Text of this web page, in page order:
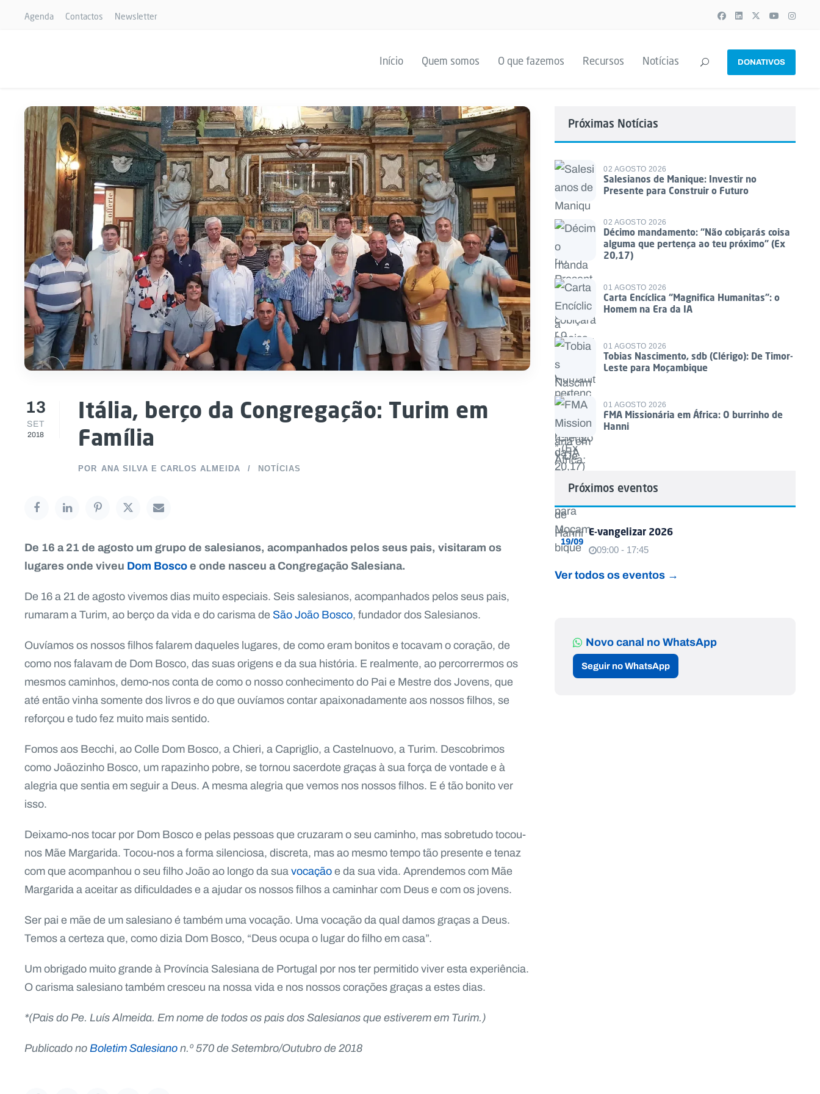
Agenda Contactos Newsletter
Início Quem somos O que fazemos Recursos Notícias DONATIVOS
13
SET
2018
Itália, berço da Congregação: Turim em
Família
POR ANA SILVA E CARLOS ALMEIDA NOTÍCIAS
De 16 a 21 de agosto um grupo de salesianos, acompanhados pelos seus pais, visitaram os
lugares onde viveu Dom Boscoe onde nasceu a Congregação Salesiana.
De 16 a 21 de agosto vivemos dias muito especiais. Seis salesianos, acompanhados pelos seus pais,
rumaram a Turim, ao berço da vida e do carisma de São João Bosco, fundador dos Salesianos.
Ouvíamos os nossos filhos falarem daqueles lugares, de como eram bonitos e tocavam o coração, de
como nos falavam de Dom Bosco, das suas origens e da sua história. E realmente, ao percorrermos os
mesmos caminhos, demo-nos conta de como o nosso conhecimento do Pai e Mestre dos Jovens, que
até então vinha somente dos livros e do que ouvíamos contar apaixonadamente aos nossos filhos, se
reforçou e tudo fez muito mais sentido.
Fomos aos Becchi, ao Colle Dom Bosco, a Chieri, a Capriglio, a Castelnuovo, a Turim. Descobrimos
como Joãozinho Bosco, um rapazinho pobre, se tornou sacerdote graças à sua força de vontade e à
alegria que sentia em seguir a Deus. A mesma alegria que vemos nos nossos filhos. E é tão bonito ver
isso.
Deixamo-nos tocar por Dom Bosco e pelas pessoas que cruzaram o seu caminho, mas sobretudo tocou-
nos Mãe Margarida. Tocou-nos a forma silenciosa, discreta, mas ao mesmo tempo tão presente e tenaz
com que acompanhou o seu filho João ao longo da suavocaçãoe da sua vida. Aprendemos com Mãe
Margarida a aceitar as dificuldades e a ajudar os nossos filhos a caminhar com Deus e com os jovens.
Ser pai e mãe de um salesiano é também uma vocação. Uma vocação da qual damos graças a Deus.
Temos a certeza que, como dizia Dom Bosco, “Deus ocupa o lugar do filho em casa”.
Um obrigado muito grande à Província Salesiana de Portugal por nos ter permitido viver esta experiência.
O carisma salesiano também cresceu na nossa vida e nos nossos corações graças a estes dias.
*(Pais do Pe. Luís Almeida. Em nome de todos os pais dos Salesianos que estiverem em Turim.)
Publicado noBoletim Salesianon.º 570 de Setembro/Outubro de 2018
Próximas Notícias
02 AGOSTO 2026
Salesianos de Manique: Investir no
Presente para Construir o Futuro
02 AGOSTO 2026
Décimo mandamento: “Não cobiçarás coisa
alguma que pertença ao teu próximo” (Ex
20,17)
01 AGOSTO 2026
Carta Encíclica “Magnifica Humanitas”: o
Homem na Era da IA
01 AGOSTO 2026
Tobias Nascimento, sdb (Clérigo): De Timor-
Leste para Moçambique
01 AGOSTO 2026
FMA Missionária em África: O burrinho de
Hanni
Próximos eventos
19/09
E-vangelizar 2026
09:00 - 17:45
Ver todos os eventos →
Novo canal no WhatsApp
Seguir no WhatsApp